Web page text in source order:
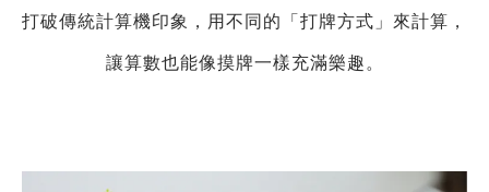
打破傳統計算機印象 ， 用不同的「打牌方式」來計算 ，
讓算數也能像摸牌一樣充滿樂趣 。